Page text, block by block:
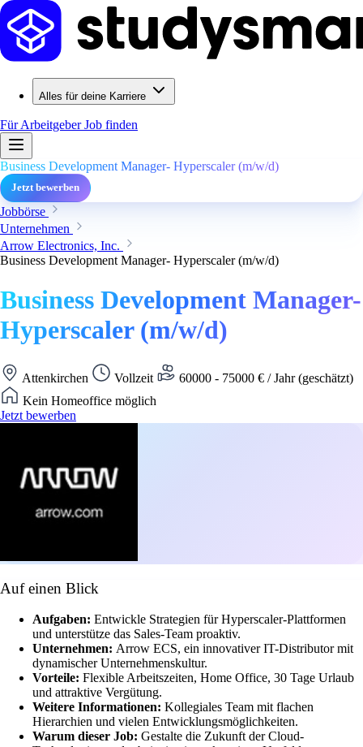
Alles für deine Karriere
Für ArbeitgeberJob finden
Business Development Manager- Hyperscaler (m/w/d)
Jetzt bewerben
Jobbörse
Unternehmen
Arrow Electronics, Inc.
Business Development Manager- Hyperscaler (m/w/d)
Business Development Manager-
Hyperscaler (m/w/d)
Attenkirchen Vollzeit
60000 - 75000 € / Jahr (geschätzt)
Kein Homeoffice möglich
Jetzt bewerben
Auf einen Blick
Aufgaben: Entwickle Strategien für Hyperscaler-Plattformen
und unterstütze das Sales-Team proaktiv.
Unternehmen: Arrow ECS, ein innovativer IT-Distributor mit
dynamischer Unternehmenskultur.
Vorteile: Flexible Arbeitszeiten, Home Office, 30 Tage Urlaub
und attraktive Vergütung.
Weitere Informationen: Kollegiales Team mit flachen
Hierarchien und vielen Entwicklungsmöglichkeiten.
Warum dieser Job: Gestalte die Zukunft der Cloud-